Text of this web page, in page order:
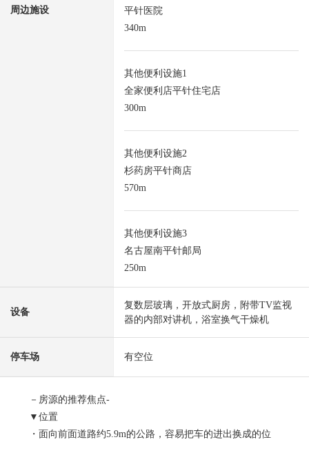
周边施设
平针医院
340m
其他便利设施1
全家便利店平针住宅店
300m
其他便利设施2
杉药房平针商店
570m
其他便利设施3
名古屋南平针邮局
250m
设备
复数层玻璃，开放式厨房，附带TV监视
器的内部对讲机，浴室换气干燥机
停车场 有空位
－房源的推荐焦点-
▼位置
・面向前面道路约5.9m的公路，容易把车的进出换成的位